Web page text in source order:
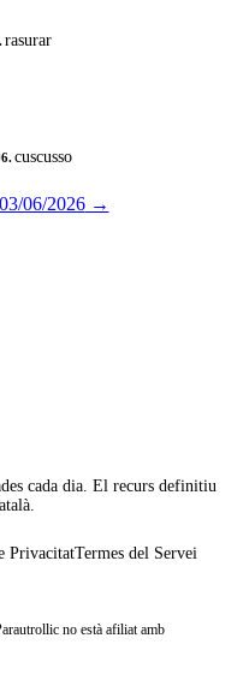
rasurar
cuscusso
03/06/2026→
cada dia. El recurs definitiu
PrivacitatTermes del Servei
no està afiliat amb